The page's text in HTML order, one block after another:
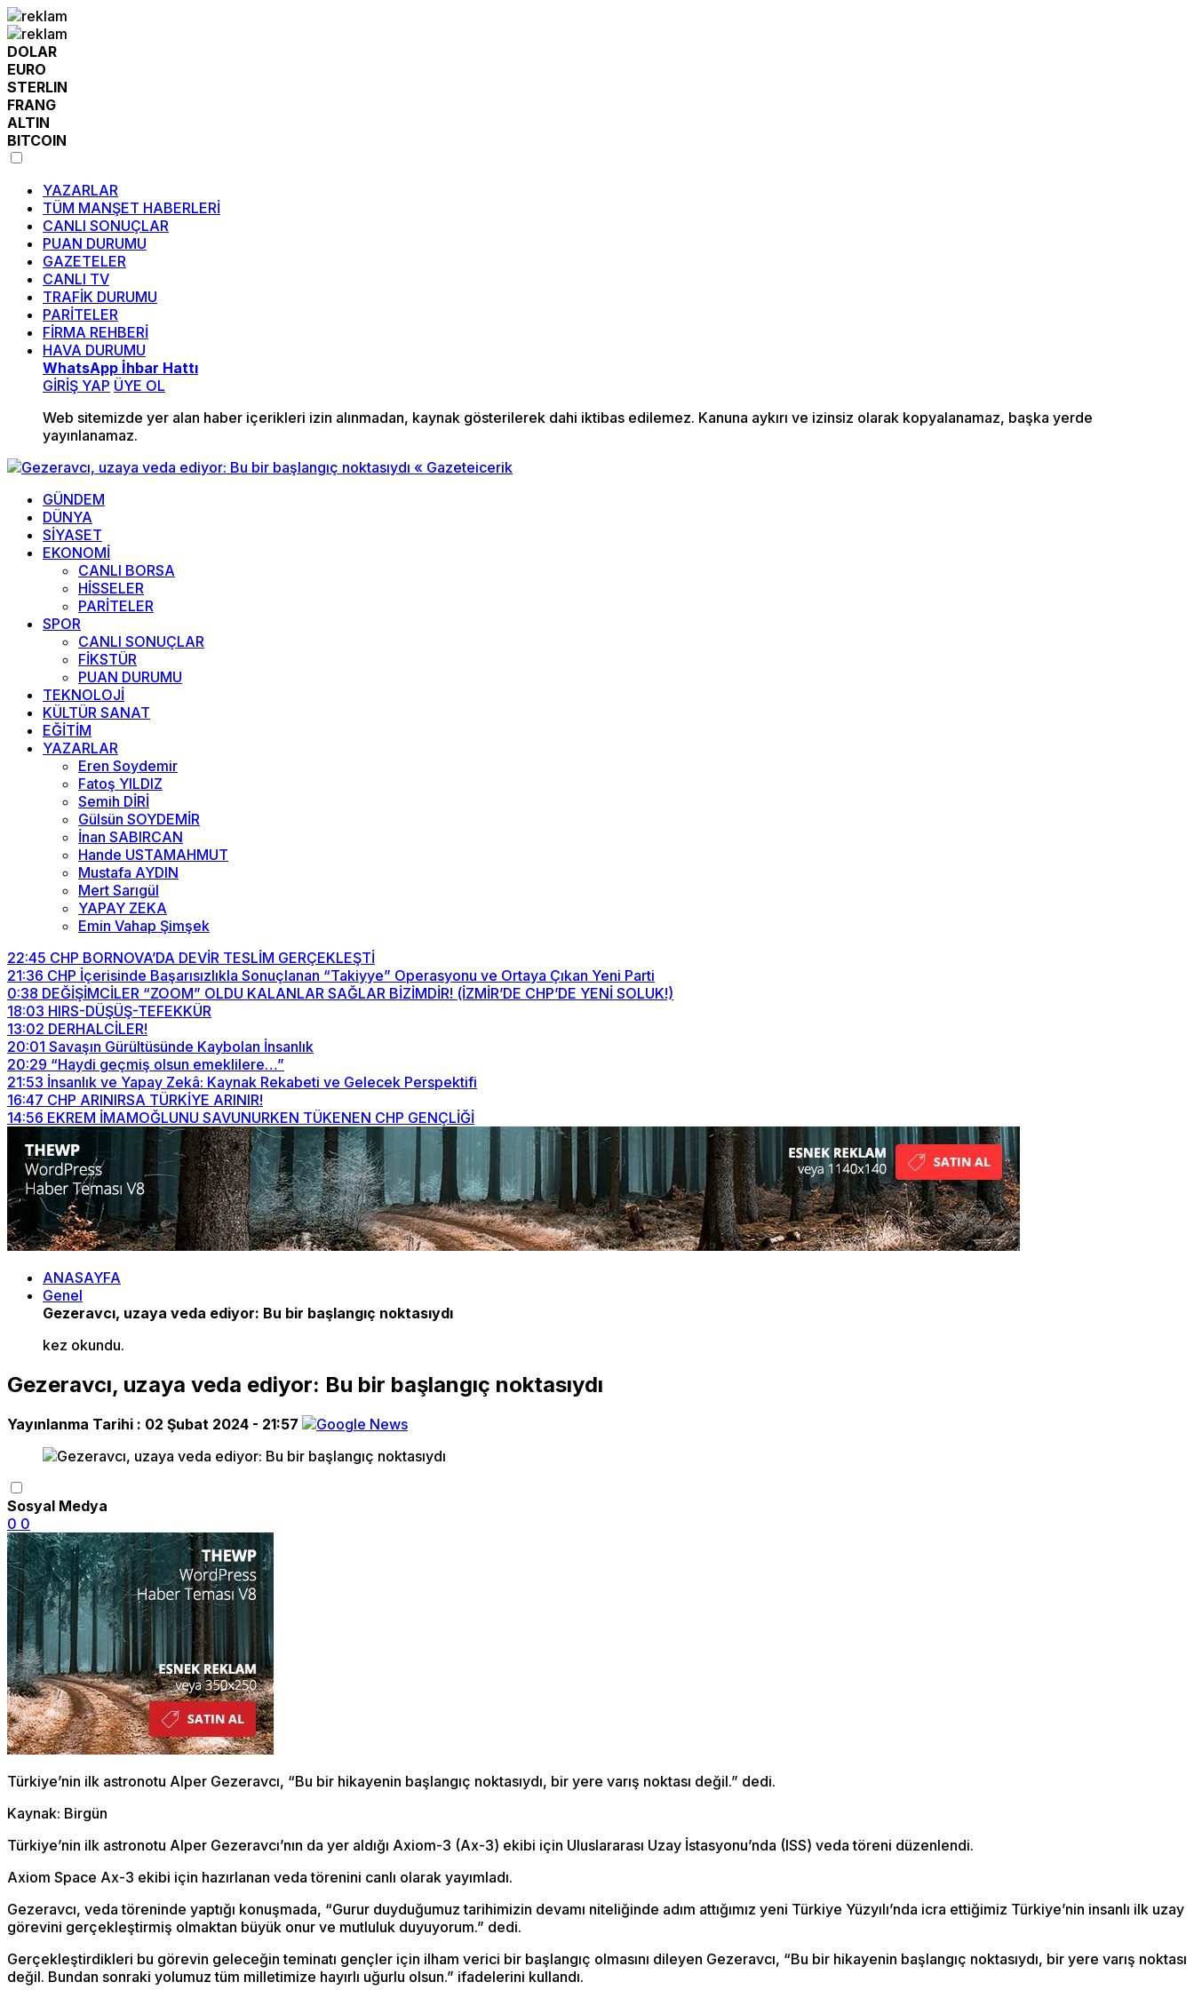
DOLAR
EURO
STERLIN
FRANG
ALTIN
BITCOIN
YAZARLAR
TÜM MANŞET HABERLERİ
CANLI SONUÇLAR
PUAN DURUMU
GAZETELER
CANLI TV
TRAFİK DURUMU
PARİTELER
FİRMA REHBERİ
HAVA DURUMU
WhatsApp İhbar Hattı
GİRİŞ YAP ÜYE OL
Web sitemizde yer alan haber içerikleri izin alınmadan, kaynak gösterilerek dahi iktibas edilemez. Kanuna aykırı ve izinsiz olarak kopyalanamaz, başka yerde
yayınlanamaz.
GÜNDEM
DÜNYA
SİYASET
EKONOMİ
CANLI BORSA
HİSSELER
PARİTELER
SPOR
CANLI SONUÇLAR
FİKSTÜR
PUAN DURUMU
TEKNOLOJİ
KÜLTÜR SANAT
EĞİTİM
YAZARLAR
Eren Soydemir
Fatoş YILDIZ
Semih DİRİ
Gülsün SOYDEMİR
İnan SABIRCAN
Hande USTAMAHMUT
Mustafa AYDIN
Mert Sarıgül
YAPAY ZEKA
Emin Vahap Şimşek
22:45 CHP BORNOVA’DA DEVİR TESLİM GERÇEKLEŞTİ
21:36 CHP İçerisinde Başarısızlıkla Sonuçlanan “Takiyye” Operasyonu ve Ortaya Çıkan Yeni Parti
0:38 DEĞİŞİMCİLER “ZOOM” OLDU KALANLAR SAĞLAR BİZİMDİR! (İZMİR’DE CHP’DE YENİ SOLUK!)
18:03 HIRS-DÜŞÜŞ-TEFEKKÜR
13:02 DERHALCİLER!
20:01 Savaşın Gürültüsünde Kaybolan İnsanlık
20:29 “Haydi geçmiş olsun emeklilere…”
21:53 İnsanlık ve Yapay Zekâ: Kaynak Rekabeti ve Gelecek Perspektifi
16:47 CHP ARINIRSA TÜRKİYE ARINIR!
14:56 EKREM İMAMOĞLUNU SAVUNURKEN TÜKENEN CHP GENÇLİĞİ
ANASAYFA
Genel
Gezeravcı, uzaya veda ediyor: Bu bir başlangıç noktasıydı
kez okundu.
Gezeravcı, uzaya veda ediyor: Bu bir başlangıç noktasıydı
Yayınlanma Tarihi : 02 Şubat 2024 - 21:57
Sosyal Medya
0 0
Türkiye’nin ilk astronotu Alper Gezeravcı, “Bu bir hikayenin başlangıç noktasıydı, bir yere varış noktası değil.” dedi.
Kaynak: Birgün
Türkiye’nin ilk astronotu Alper Gezeravcı’nın da yer aldığı Axiom-3 (Ax-3) ekibi için Uluslararası Uzay İstasyonu’nda (ISS) veda töreni düzenlendi.
Axiom Space Ax-3 ekibi için hazırlanan veda törenini canlı olarak yayımladı.
Gezeravcı, veda töreninde yaptığı konuşmada, “Gurur duyduğumuz tarihimizin devamı niteliğinde adım attığımız yeni Türkiye Yüzyılı’nda icra ettiğimiz Türkiye’nin insanlı ilk uzay
görevini gerçekleştirmiş olmaktan büyük onur ve mutluluk duyuyorum.” dedi.
Gerçekleştirdikleri bu görevin geleceğin teminatı gençler için ilham verici bir başlangıç olmasını dileyen Gezeravcı, “Bu bir hikayenin başlangıç noktasıydı, bir yere varış noktası
değil. Bundan sonraki yolumuz tüm milletimize hayırlı uğurlu olsun.” ifadelerini kullandı.